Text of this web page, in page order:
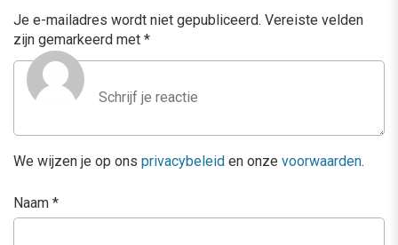
Je e-mailadres wordt niet gepubliceerd. Vereiste velden
zijn gemarkeerd met *
We wijzen je op ons privacybeleid en onze voorwaarden.
Naam *